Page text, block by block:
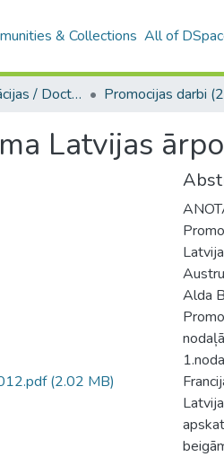
& Collections All of
A2 – LU disertācijas / Doctoral theses UL
Latvijas
(2.02 MB)
Alda